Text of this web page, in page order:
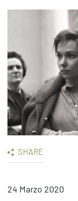
SHARE
24 Marzo 2020